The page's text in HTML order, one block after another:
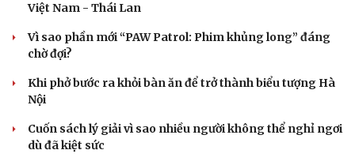
Thông tin doanh nghiệp
Việt Nam - Thái Lan
Vì sao phần mới “PAW Patrol: Phim khủng long” đáng
chờ đợi?
Khi phở bước ra khỏi bàn ăn để trở thành biểu tượng Hà
Nội
Cuốn sách lý giải vì sao nhiều người không thể nghỉ ngơi
dù đã kiệt sức